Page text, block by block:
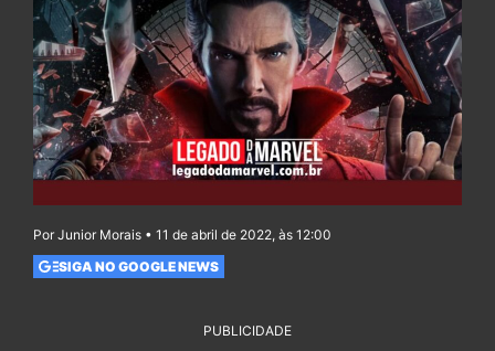
Por Junior Morais • 11 de abril de 2022, às 12:00
SIGA NO GOOGLE NEWS
PUBLICIDADE